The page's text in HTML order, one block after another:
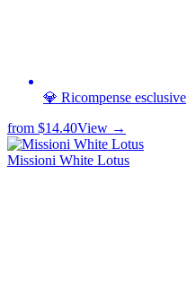
💎 Ricompense esclusive
from $14.40View →
Missioni White Lotus